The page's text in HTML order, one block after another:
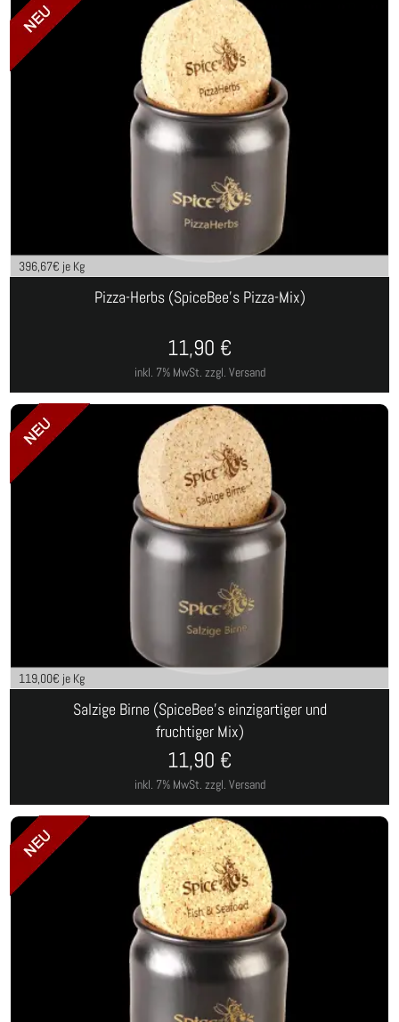
396,67€ je Kg
Pizza-Herbs (SpiceBee's Pizza-Mix)
inkl. 7% MwSt. zzgl. Versand
11,90 €
119,00€ je Kg
Salzige Birne (SpiceBee's einzigartiger und
fruchtiger Mix)
inkl. 7% MwSt. zzgl. Versand
11,90 €